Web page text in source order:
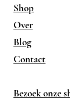
Shop
Over
Blog
Contact
Bezoek onze